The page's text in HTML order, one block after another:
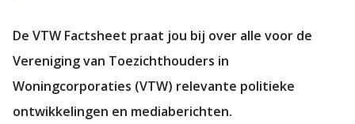
De VTW Factsheet praat jou bij over alle voor de
Vereniging van Toezichthouders in
Woningcorporaties (VTW) relevante politieke
ontwikkelingen en mediaberichten.